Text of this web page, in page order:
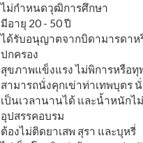
ไม่กำหนดวุฒิการศึกษา
มีอายุ 20 - 50 ปี
ได้รับอนุญาตจากบิดามารดาห
ปกครอง
สุขภาพแข็งแรง ไม่พิการหรือทุ
สามารถนั่งคุกเข่าท่าเทพบุตร
เป็นเวลานานได้ และน้ำหนักไ
อุปสรรคอบรม
ต้องไม่ติดยาเสพ สุรา และบุหรี่